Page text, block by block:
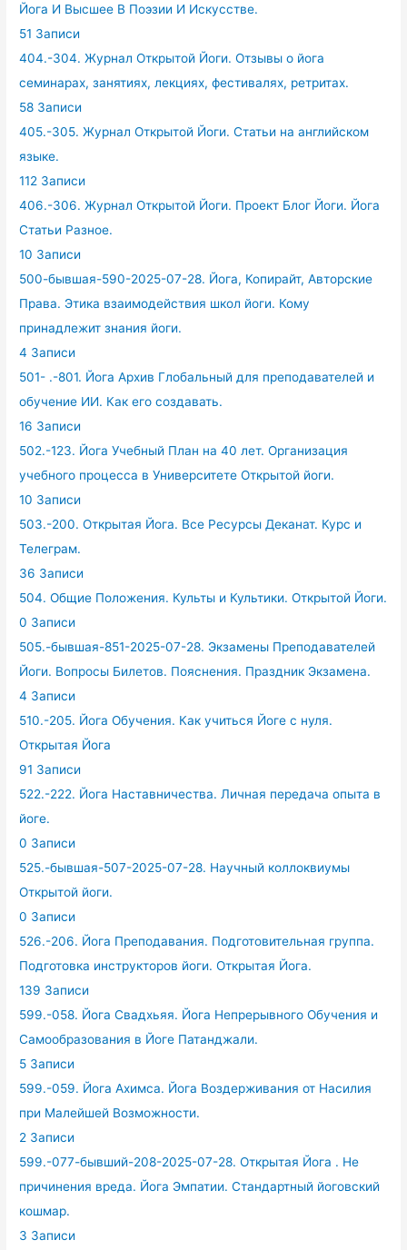
Йога И Высшее В Поэзии И Искусстве.
51 Записи
404.-304. Журнал Открытой Йоги. Отзывы о йога
семинарах, занятиях, лекциях, фестивалях, ретритах.
58 Записи
405.-305. Журнал Открытой Йоги. Статьи на английском
языке.
112 Записи
406.-306. Журнал Открытой Йоги. Проект Блог Йоги. Йога
Статьи Разное.
10 Записи
500-бывшая-590-2025-07-28. Йога, Копирайт, Авторские
Права. Этика взаимодействия школ йоги. Кому
принадлежит знания йоги.
4 Записи
501- .-801. Йога Архив Глобальный для преподавателей и
обучение ИИ. Как его создавать.
16 Записи
502.-123. Йога Учебный План на 40 лет. Организация
учебного процесса в Университете Открытой йоги.
10 Записи
503.-200. Открытая Йога. Все Ресурсы Деканат. Курс и
Телеграм.
36 Записи
504. Общие Положения. Культы и Культики. Открытой Йоги.
0 Записи
505.-бывшая-851-2025-07-28. Экзамены Преподавателей
Йоги. Вопросы Билетов. Пояснения. Праздник Экзамена.
4 Записи
510.-205. Йога Обучения. Как учиться Йоге с нуля.
Открытая Йога
91 Записи
522.-222. Йога Наставничества. Личная передача опыта в
йоге.
0 Записи
525.-бывшая-507-2025-07-28. Научный коллоквиумы
Открытой йоги.
0 Записи
526.-206. Йога Преподавания. Подготовительная группа.
Подготовка инструкторов йоги. Открытая Йога.
139 Записи
599.-058. Йога Свадхьяя. Йога Непрерывного Обучения и
Самообразования в Йоге Патанджали.
5 Записи
599.-059. Йога Ахимса. Йога Воздерживания от Насилия
при Малейшей Возможности.
2 Записи
599.-077-бывший-208-2025-07-28. Открытая Йога . Не
причинения вреда. Йога Эмпатии. Стандартный йоговский
кошмар.
3 Записи